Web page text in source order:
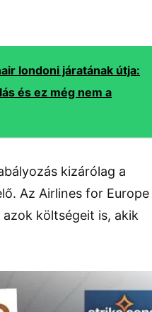
londoni járatának útja:
és ez még nem a
kizárólag a
Az Airlines for Europe
költségeit is, akik